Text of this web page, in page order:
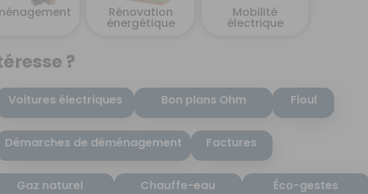
Rénovation
énergétique
Mobilité
électrique
?
Voitures électriques Bon plans Ohm Fioul
Démarches de déménagement Factures
Gaz naturel Chauffe-eau Éco-gestes